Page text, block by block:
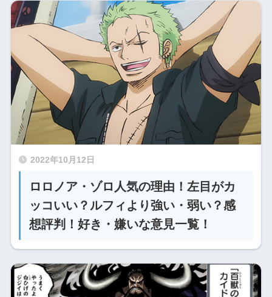
2022年10月12日
ロロノア・ゾロ人気の理由！左目がカ
ッコいい？ルフィより強い・弱い？感
想評判！好き・嫌いな意見一覧！